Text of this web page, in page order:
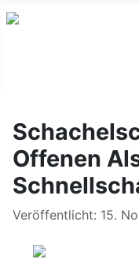
Offenen
Details
Veröffentlicht: 15.